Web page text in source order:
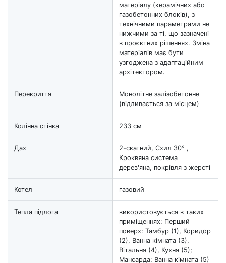
матеріалу (керамічних або
газобетонних блоків), з
технічними параметрами не
нижчими за ті, що зазначені
в проєктних рішеннях. Зміна
матеріалів має бути
узгоджена з адаптаційним
архітектором.
Перекриття
Монолітне залізобетонне
(відливається за місцем)
Колінна стінка 233 см
Дах
2-скатний, Схил 30° ,
Кроквяна система
дерев'яна, покрівля з жерсті
Котел газовий
Тепла підлога
використовується в таких
приміщеннях: Перший
поверх: Тамбур (1), Коридор
(2), Ванна кімната (3),
Вітальня (4), Кухня (5);
Мансарда: Ванна кімната (5)